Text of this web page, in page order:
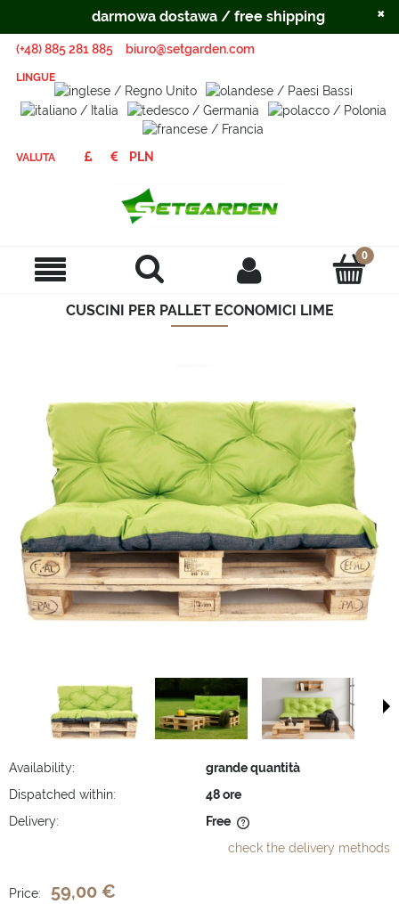
(+48) 885 281 885 biuro@setgarden.com
LINGUE
VALUTA
CUSCINI PER PALLET ECONOMICI LIME
Availability:
grande quantità
Dispatched within:
48 ore
Delivery:
Free
check the delivery methods
Price: 59,00 €
darmowa dostawa / free shipping ×